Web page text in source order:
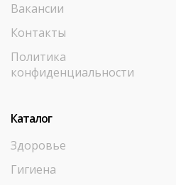
Вакансии
Контакты
Политика
конфиденциальности
Каталог
Здоровье
Гигиена